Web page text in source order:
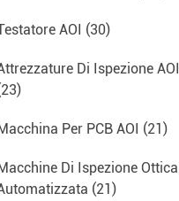
AOI (30)
Di Ispezione AOI
Per PCB AOI (21)
Di Ispezione Ottica
(21)